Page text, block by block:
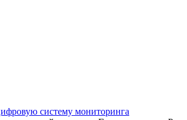
систему мониторинга